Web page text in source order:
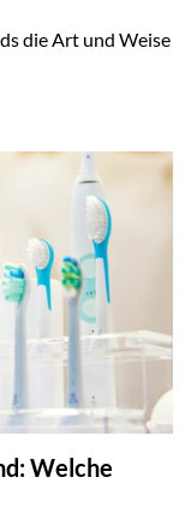
die Art und Weise
Welche